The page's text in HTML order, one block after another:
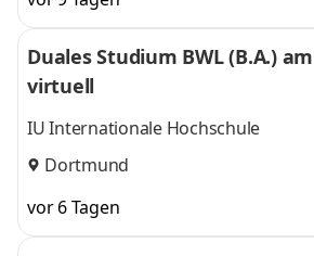
Duales Studium BWL (B.A.)
virtuell
IU Internationale Hochschule
Dortmund
vor 6 Tagen